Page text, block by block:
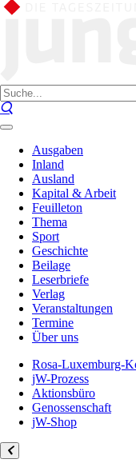
Ausgaben
Inland
Ausland
Kapital & Arbeit
Feuilleton
Thema
Sport
Geschichte
Beilage
Leserbriefe
Verlag
Veranstaltungen
Termine
Über uns
Rosa-Luxemburg-
jW-Prozess
Aktionsbüro
Genossenschaft
jW-Shop